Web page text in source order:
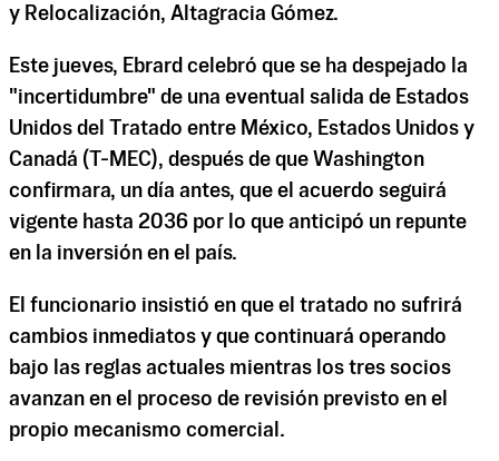
y Relocalización, Altagracia Gómez.
Este jueves, Ebrard celebró que se ha despejado la
"incertidumbre" de una eventual salida de Estados
Unidos del Tratado entre México, Estados Unidos y
Canadá (T-MEC), después de que Washington
confirmara, un día antes, que el acuerdo seguirá
vigente hasta 2036 por lo que anticipó un repunte
en la inversión en el país.
El funcionario insistió en que el tratado no sufrirá
cambios inmediatos y que continuará operando
bajo las reglas actuales mientras los tres socios
avanzan en el proceso de revisión previsto en el
propio mecanismo comercial.